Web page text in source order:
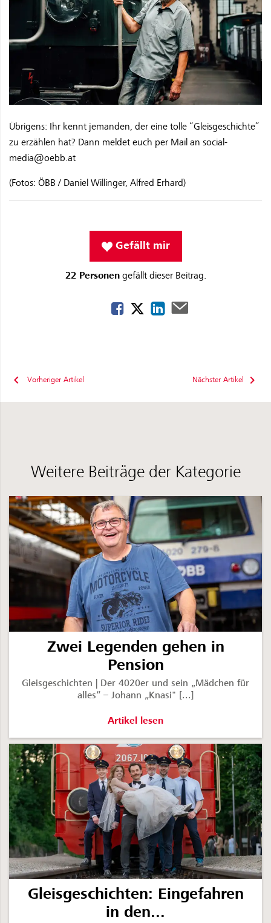
Übrigens: Ihr kennt jemanden, der eine tolle “Gleisgeschichte”
zu erzählen hat? Dann meldet euch per Mail an social-
media@oebb.at
(Fotos: ÖBB / Daniel Willinger, Alfred Erhard)
Gefällt mir
22 Personengefällt dieser Beitrag.
Vorheriger Artikel Nächster Artikel
Weitere Beiträge der Kategorie
Zwei Legenden gehen in
Pension
Gleisgeschichten | Der 4020er und sein „Mädchen für
alles“ – Johann „Knasi" [...]
Zwei Legenden gehen in Pension -
Artikel lesen
Gleisgeschichten: Eingefahren
in den...